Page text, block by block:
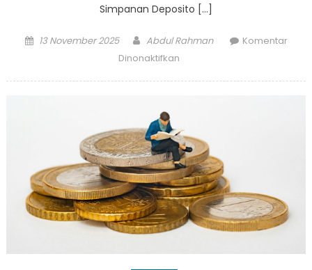
Simpanan Deposito […]
Posted
13 November 2025 Author
Abdul Rahman
Komentar
Dinonaktifkan
Bunga
Deposito
Terbaru
di
Tengah
Lonjakan
Pembayaran